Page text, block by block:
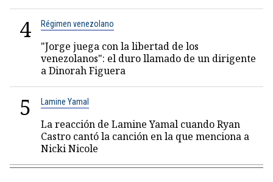
4 Régimen venezolano
"Jorge juega con la libertad de los
venezolanos": el duro llamado de un dirigente
a Dinorah Figuera
5 Lamine Yamal
La reacción de Lamine Yamal cuando Ryan
Castro cantó la canción en la que menciona a
Nicki Nicole